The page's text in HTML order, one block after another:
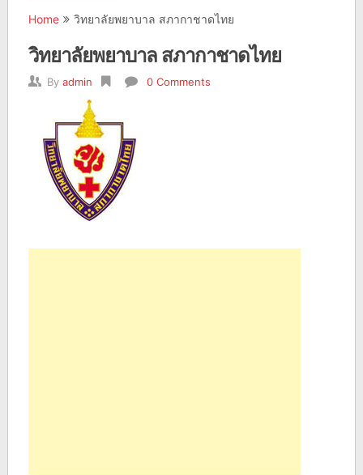
Home วิทยาลัยพยาบาล สภากาชาดไทย
วิทยาลัยพยาบาล สภากาชาดไทย
By admin 0 Comments